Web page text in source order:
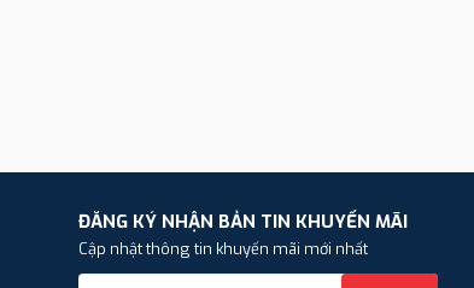
ĐĂNG KÝ NHẬN BẢN TIN KHUYẾN MÃI
Cập nhật thông tin khuyến mãi mới nhất